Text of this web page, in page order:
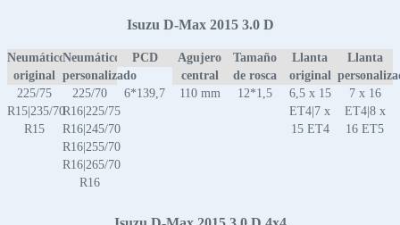
Isuzu D-Max 2015 3.0 D
Neumático
original
Neumático
personalizado
PCD
Agujero
central
Tamaño
de rosca
Llanta
original
Llanta
225/75
R15|235/70
R15
225/70
R16|225/75
R16|245/70
R16|255/70
R16|265/70
R16
6*139,7 110 mm 12*1,5
6,5 x 15
ET4|7 x
15 ET4
7 x 16
ET4|8 x
16 ET5